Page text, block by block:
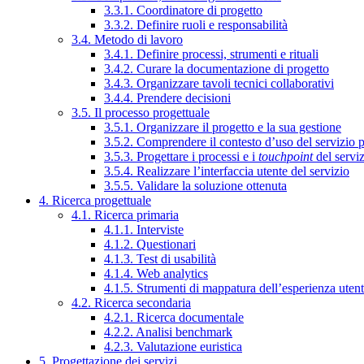
3.3.1. Coordinatore di progetto
3.3.2. Definire ruoli e responsabilità
3.4. Metodo di lavoro
3.4.1. Definire processi, strumenti e rituali
3.4.2. Curare la documentazione di progetto
3.4.3. Organizzare tavoli tecnici collaborativi
3.4.4. Prendere decisioni
3.5. Il processo progettuale
3.5.1. Organizzare il progetto e la sua gestione
3.5.2. Comprendere il contesto d’uso del servizio
3.5.3. Progettare i processi e i touchpointdel
3.5.4. Realizzare l’interfaccia utente del servizio
3.5.5. Validare la soluzione ottenuta
4. Ricerca progettuale
4.1. Ricerca primaria
4.1.1. Interviste
4.1.2. Questionari
4.1.3. Test di usabilità
4.1.4. Web analytics
4.1.5. Strumenti di mappatura dell’esperienza
4.2. Ricerca secondaria
4.2.1. Ricerca documentale
4.2.2. Analisi benchmark
4.2.3. Valutazione euristica
5. Progettazione dei servizi